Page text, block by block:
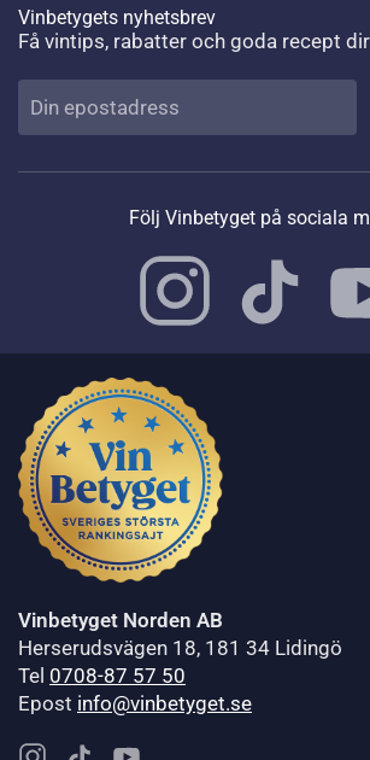
Vinbetygets nyhetsbrev
Få vintips, rabatter och goda recept
Följ Vinbetyget på sociala
Vinbetyget Norden AB
Herserudsvägen 18, 181 34 Lidingö
Tel 0708-87 57 50
Epost info@vinbetyget.se